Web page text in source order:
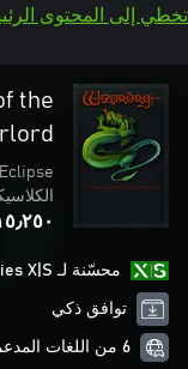
تخطي إلى المحتوى
the
١٥٫٢٥٠
محسّنة لـ Xbox Series X|S
توافق ذكي
6 من اللغات المدعمة